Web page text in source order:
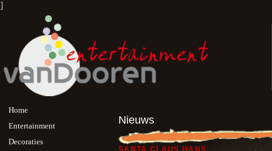
]
Home
Entertainment
Decoraties
Nieuws
SANTA CLAUS HANS